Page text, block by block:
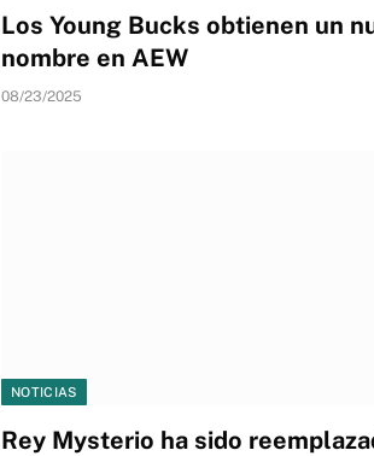
Los Young Bucks obtienen un
nombre en AEW
08/23/2025
NOTICIAS
Rey Mysterio ha sido